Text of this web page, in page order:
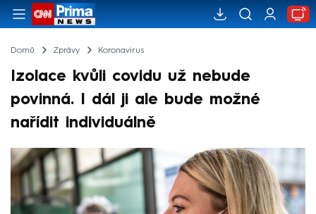
Domů Zprávy Koronavirus
Izolace kvůli covidu už nebude
povinná. I dál ji ale bude možné
nařídit individuálně